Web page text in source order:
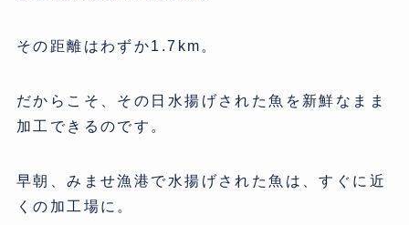
その距離はわずか1.7km。
だからこそ、その日水揚げされた魚を新鮮なまま
加工できるのです。
早朝、みませ漁港で水揚げされた魚は、すぐに近
くの加工場に。